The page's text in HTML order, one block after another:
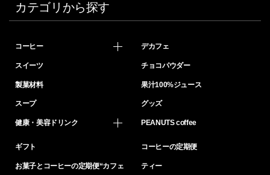
カテゴリから探す
コーヒー デカフェ
スイーツ チョコパウダー
製菓材料 果汁100%ジュース
スープ グッズ
健康・美容ドリンク PEANUTS coffee
ギフト コーヒーの定期便
お菓子とコーヒーの定期便“カフェ
ティー